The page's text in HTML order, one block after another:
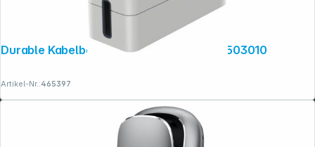
Durable Kabelbox CAVOLINE BOX L grau 503010
Artikel-Nr.:465397